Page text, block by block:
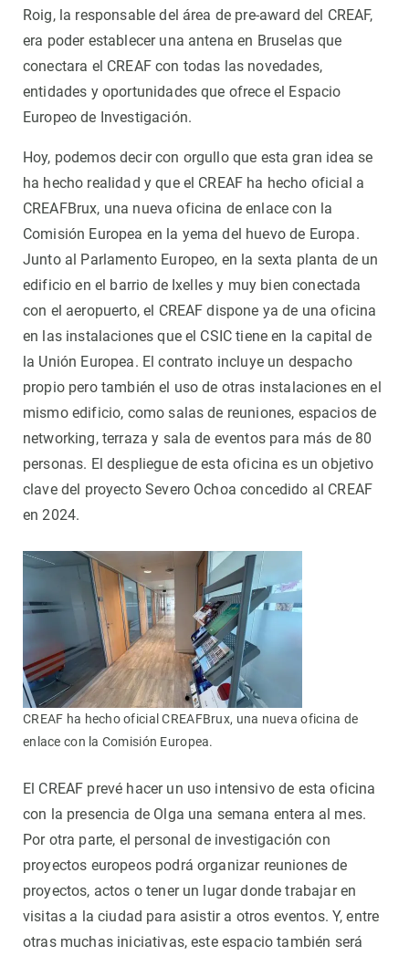
Roig, la responsable del área de pre-award del CREAF,
era poder establecer una antena en Bruselas que
conectara el CREAF con todas las novedades,
entidades y oportunidades que ofrece el Espacio
Europeo de Investigación.
Hoy, podemos decir con orgullo que esta gran idea se
ha hecho realidad y que el CREAF ha hecho oficial a
CREAFBrux, una nueva oficina de enlace con la
Comisión Europea en la yema del huevo de Europa.
Junto al Parlamento Europeo, en la sexta planta de un
edificio en el barrio de Ixelles y muy bien conectada
con el aeropuerto, el CREAF dispone ya de una oficina
en las instalaciones que el CSIC tiene en la capital de
la Unión Europea. El contrato incluye un despacho
propio pero también el uso de otras instalaciones en el
mismo edificio, como salas de reuniones, espacios de
networking, terraza y sala de eventos para más de 80
personas. El despliegue de esta oficina es un objetivo
clave del proyecto Severo Ochoa concedido al CREAF
en 2024.
CREAF ha hecho oficial CREAFBrux, una nueva oficina de
enlace con la Comisión Europea.
El CREAF prevé hacer un uso intensivo de esta oficina
con la presencia de Olga una semana entera al mes.
Por otra parte, el personal de investigación con
proyectos europeos podrá organizar reuniones de
proyectos, actos o tener un lugar donde trabajar en
visitas a la ciudad para asistir a otros eventos. Y, entre
otras muchas iniciativas, este espacio también será